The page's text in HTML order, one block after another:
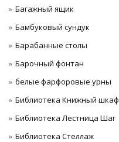
Багажный ящик
Бамбуковый сундук
Барабанные столы
Барочный фонтан
белые фарфоровые урны
Библиотека Книжный шкаф
Библиотека Лестница Шаг
Библиотека Стеллаж